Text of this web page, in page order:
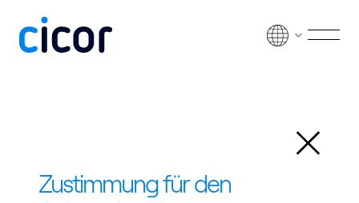
Menu
Zurück
Zustimmung für den